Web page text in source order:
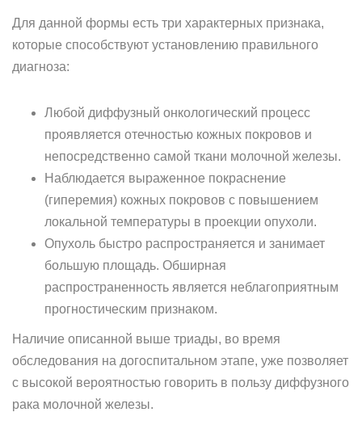
Для данной формы есть три характерных признака,
которые способствуют установлению правильного
диагноза:
Любой диффузный онкологический процесс
проявляется отечностью кожных покровов и
непосредственно самой ткани молочной железы.
Наблюдается выраженное покраснение
(гиперемия) кожных покровов с повышением
локальной температуры в проекции опухоли.
Опухоль быстро распространяется и занимает
большую площадь. Обширная
распространенность является неблагоприятным
прогностическим признаком.
Наличие описанной выше триады, во время
обследования на догоспитальном этапе, уже позволяет
с высокой вероятностью говорить в пользу диффузного
рака молочной железы.